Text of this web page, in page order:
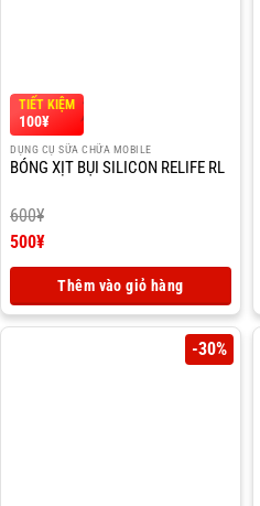
TIẾT KIỆM
100¥
DỤNG CỤ SỮA CHỮA MOBILE
BÓNG XỊT BỤI SILICON RELIFE RL
600¥
Giá
600¥.
500¥
tại
là:
Thêm vào giỏ hàng
-30%